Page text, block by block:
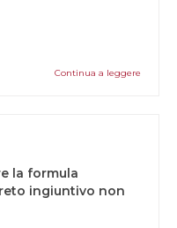
Continua a leggere
la formula
ingiuntivo non